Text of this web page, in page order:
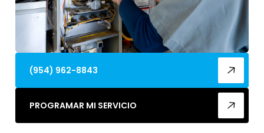
(954) 962-8843
PROGRAMAR MI SERVICIO